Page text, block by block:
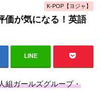
K-POP【ヨジャ】
価が気になる！英語
LINE
組ガールズグループ・